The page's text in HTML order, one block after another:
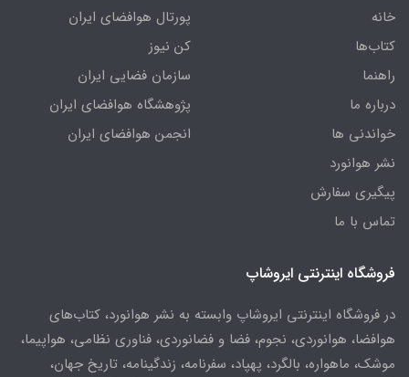
خانه
کتاب‌ها
راهنما
درباره ما
خواندنی ها
نشر هوانورد
پیگیری سفارش
تماس با ما
پورتال هوافضای ایران
کن نیوز
سازمان فضایی ایران
پژوهشگاه هوافضای ایران
انجمن هوافضای ایران
فروشگاه اینترنتی ایروشاپ
در فروشگاه اینترنتی ایروشاپ وابسته به نشر هوانورد، کتاب‌های
هوافضا، هوانوردی، نجوم، فضا و فضانوردی، فناوری نظامی، هواپیما،
موشک، ماهواره، بالگرد، پهپاد، سفرنامه، زندگینامه، تاریخ جهان،